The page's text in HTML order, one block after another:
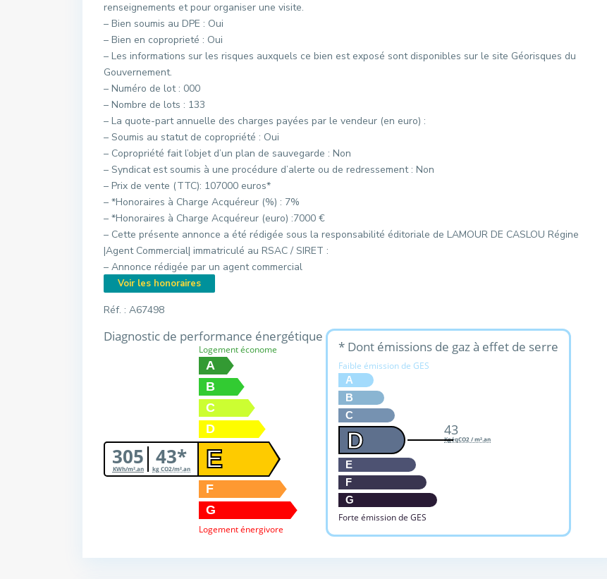
renseignements et pour organiser une visite.
– Bien soumis au DPE : Oui
– Bien en coproprieté : Oui
– Les informations sur les risques auxquels ce bien est exposé sont disponibles sur le site Géorisques du
Gouvernement.
– Numéro de lot : 000
– Nombre de lots : 133
– La quote-part annuelle des charges payées par le vendeur (en euro) :
– Soumis au statut de copropriété : Oui
– Copropriété fait l’objet d’un plan de sauvegarde : Non
– Syndicat est soumis à une procédure d’alerte ou de redressement : Non
– Prix de vente (TTC): 107000 euros*
– *Honoraires à Charge Acquéreur (%) : 7%
– *Honoraires à Charge Acquéreur (euro) :7000 €
– Cette présente annonce a été rédigée sous la responsabilité éditoriale de LAMOUR DE CASLOU Régine
|Agent Commercial| immatriculé au RSAC / SIRET :
– Annonce rédigée par un agent commercial
Voir les honoraires
Réf. : A67498
Diagnostic de performance énergétique
305
KWh/m².an 43*
kg CO2/m².an
Logement économe
A
B
C
D
E
F
G
Logement énergivore
* Dont émissions de gaz à effet de serre
Faible émission de GES
A
B
C
D
E
F
G
Forte émission de GES
43
KgéqCO2 / m².an